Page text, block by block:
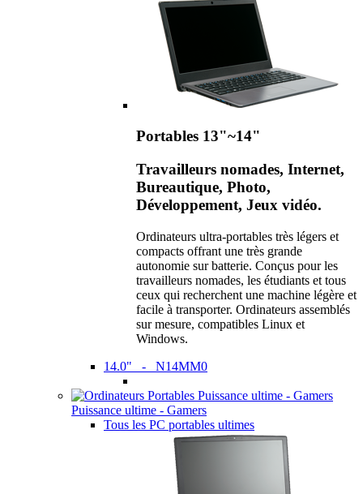
Portables 13"~14"
Travailleurs nomades, Internet,
Bureautique, Photo,
Développement, Jeux vidéo.
Ordinateurs ultra-portables très légers et
compacts offrant une très grande
autonomie sur batterie. Conçus pour les
travailleurs nomades, les étudiants et tous
ceux qui recherchent une machine légère et
facile à transporter. Ordinateurs assemblés
sur mesure, compatibles Linux et
Windows.
14.0" - N14MM0
Puissance ultime - Gamers
Tous les PC portables ultimes